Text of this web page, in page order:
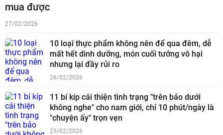
mua được
27/02/2026
10 loại thực phẩm không nên để qua đêm, dễ
mất hết dinh dưỡng, món cuối tưởng vô hại
nhưng lại đầy rủi ro
26/02/2026
11 bí kíp cải thiện tình trạng "trên bảo dưới
không nghe" cho nam giới, chỉ 10 phút/ngày là
"chuyện ấy" trọn vẹn
25/02/2026